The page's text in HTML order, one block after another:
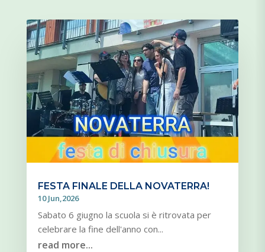
FESTA FINALE DELLA NOVATERRA!
10 Jun,2026
Sabato 6 giugno la scuola si è ritrovata per
celebrare la fine dell'anno con...
read more...